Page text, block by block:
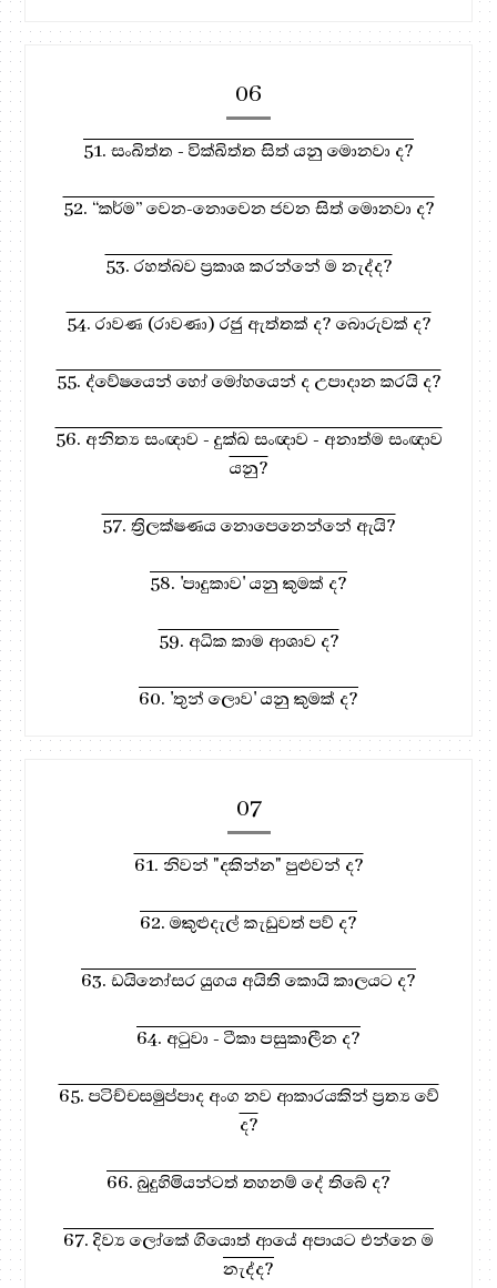
06
51. සංඛිත්ත - වික්ඛිත්ත සිත් යනු මොනවා ද?
52. “කර්ම” වෙන-නොවෙන ජවන සිත් මොනවා ද?
53. රහත්බව ප්‍රකාශ කරන්නේ ම නැද්ද?
54. රාවණ (රාවණා) රජු ඇත්තක් ද? බොරුවක් ද?
55. ද්වේෂයෙන් හෝ මෝහයෙන් ද උපාදාන කරයි ද?
56. අනිත්‍ය සංඥාව - දුක්ඛ සංඥාව - අනාත්ම සංඥාව
යනු?
57. ත්‍රිලක්ෂණය නොපෙනෙන්නේ ඇයි?
58. 'පාදුකාව' යනු කුමක් ද?
59. අධික කාම ආශාව ද?
60. 'තුන් ලොව' යනු කුමක් ද?
07
61. නිවන් "දකින්න" පුළුවන් ද?
62. මකුළුදැල් කැඩුවත් පව් ද?
63. ඩයිනෝසර යුගය අයිති කොයි කාලයට ද?
64. අටුවා - ටීකා පසුකාලීන ද?
65. පටිච්චසමුප්පාද අංග නව ආකාරයකින් ප්‍රත්‍ය වේ
ද?
66. බුදුහිමියන්ටත් තහනම් දේ තිබේ ද?
67. දිව්‍ය ලෝකේ ගියොත් ආයේ අපායට එන්නෙ ම
නැද්ද?